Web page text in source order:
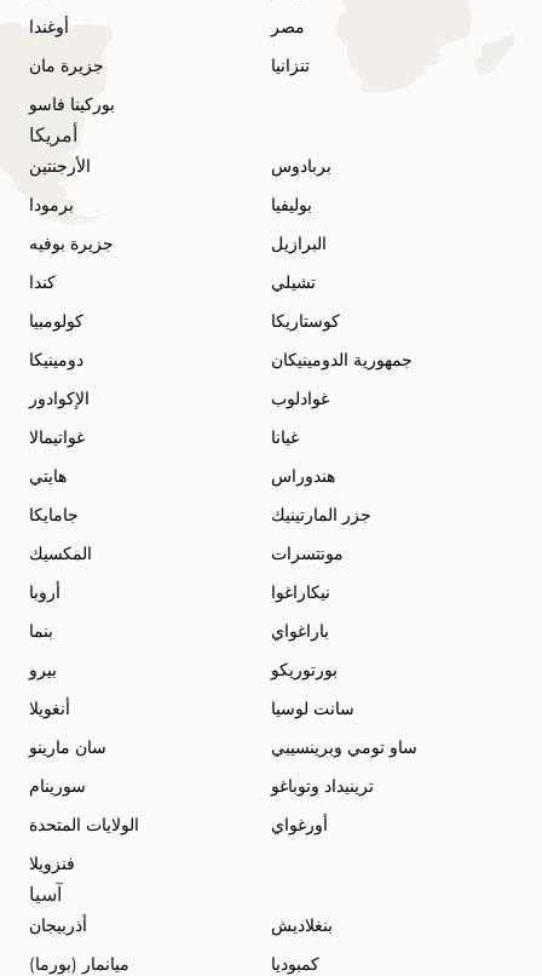
أوغندا
مصر
جزيرة مان
تنزانيا
بوركينا فاسو
أمريكا
الأرجنتين
بربادوس
برمودا
بوليفيا
جزيرة بوفيه
البرازيل
كندا
تشيلي
كولومبيا
كوستاريكا
دومينيكا
جمهورية الدومينيكان
الإكوادور
غوادلوب
غواتيمالا
غيانا
هايتي
هندوراس
جامايكا
جزر المارتينيك
المكسيك
مونتسرات
أروبا
نيكاراغوا
بنما
باراغواي
بيرو
بورتوريكو
أنغويلا
سانت لوسيا
سان مارينو
ساو تومي وبرينسيبي
سورينام
ترينيداد وتوباغو
الولايات المتحدة
أورغواي
فنزويلا
آسيا
أذربيجان
بنغلاديش
ميانمار (بورما)
كمبوديا